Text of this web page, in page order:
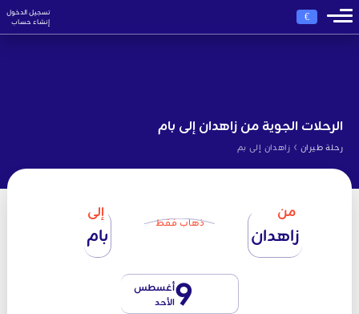
€
تسجيل الدخول
إنشاء حساب
الرحلات الجوية من زاهدان إلى بام
رحلة طيران › زاهدان إلى بم
من
زاهدان ذهاب فقط
إلى
بام
9أغسطس
الأحد